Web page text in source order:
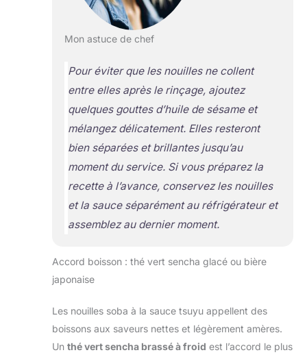
Mon astuce de chef
Pour éviter que les nouilles ne collent
entre elles après le rinçage, ajoutez
quelques gouttes d’huile de sésame et
mélangez délicatement. Elles resteront
bien séparées et brillantes jusqu’au
moment du service. Si vous préparez la
recette à l’avance, conservez les nouilles
et la sauce séparément au réfrigérateur et
assemblez au dernier moment.
Accord boisson : thé vert sencha glacé ou bière
japonaise
Les nouilles soba à la sauce tsuyu appellent des
boissons aux saveurs nettes et légèrement amères.
Un thé vert sencha brassé à froid est l’accord le plus